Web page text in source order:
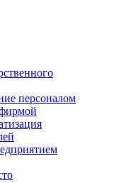
персоналом